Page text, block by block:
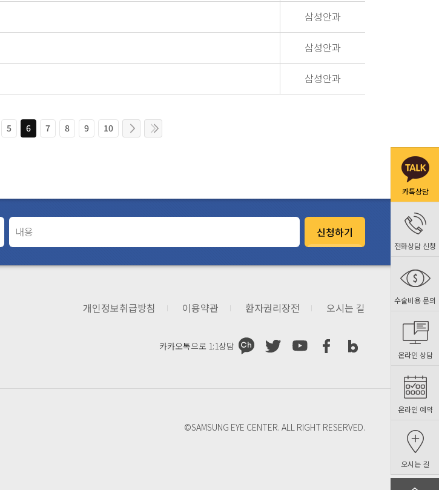
삼성안과
삼성안과
삼성안과
5 6 7 8 9 10
카톡상담
전화상담 신청
수술비용 문의
온라인 상담
온라인 예약
오시는 길
신청하기
개인정보취급방침 이용약관 환자권리장전 오시는 길
카카오톡으로 1:1상담
©SAMSUNG EYE CENTER. ALL RIGHT RESERVED.